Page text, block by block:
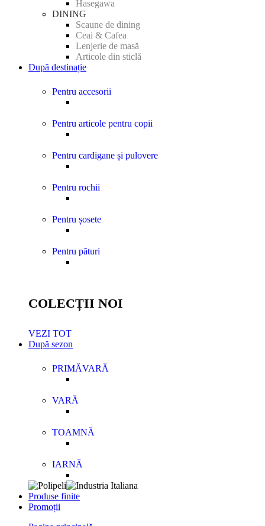
Hasegawa
DINING
Scaune de dining
Ceai & Cafea
Lenjerie de masă
Articole din sticlă
După destinație
Pentru accesorii
Pentru articole pentru copii
Pentru cardigane și pulovere
Pentru rochii
Pentru șosete
Pentru pături
COLECȚII NOI
VEZI TOT
După sezon
PRIMĂVARĂ
VARĂ
TOAMNĂ
IARNĂ
Produse finite
Promoții